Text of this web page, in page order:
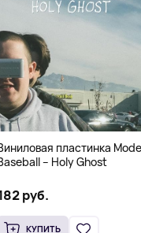
пластинка
– Holy Ghost
руб.
КУПИТЬ